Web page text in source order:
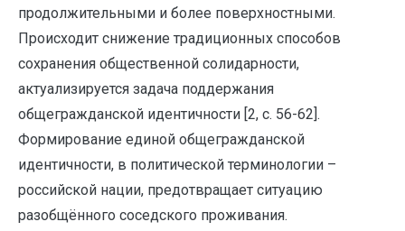
продолжительными и более поверхностными.
Происходит снижение традиционных способов
сохранения общественной солидарности,
актуализируется задача поддержания
общегражданской идентичности [2, c. 56-62].
Формирование единой общегражданской
идентичности, в политической терминологии –
российской нации, предотвращает ситуацию
разобщённого соседского проживания.